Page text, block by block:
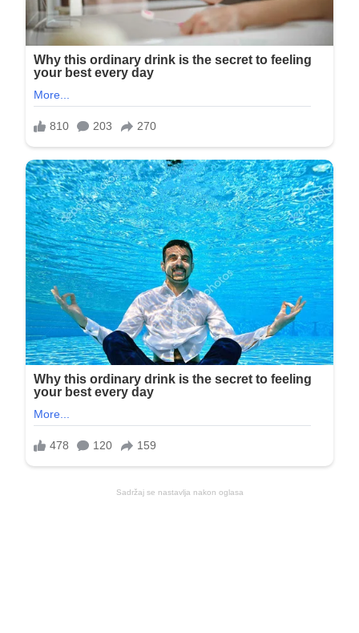
Sadržaj se nastavlja nakon oglasa